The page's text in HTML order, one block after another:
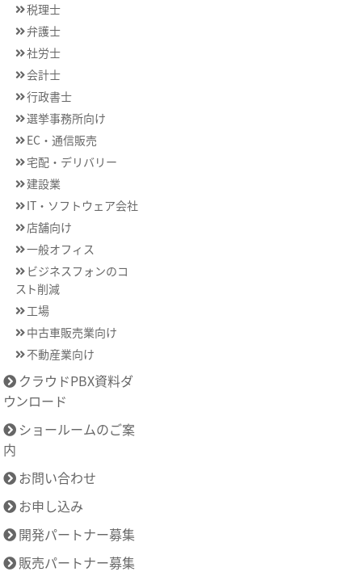
税理士
弁護士
社労士
会計士
行政書士
選挙事務所向け
EC・通信販売
宅配・デリバリー
建設業
IT・ソフトウェア会社
店舗向け
一般オフィス
ビジネスフォンのコ
スト削減
工場
中古車販売業向け
不動産業向け
クラウドPBX資料ダ
ウンロード
ショールームのご案
内
お問い合わせ
お申し込み
開発パートナー募集
販売パートナー募集